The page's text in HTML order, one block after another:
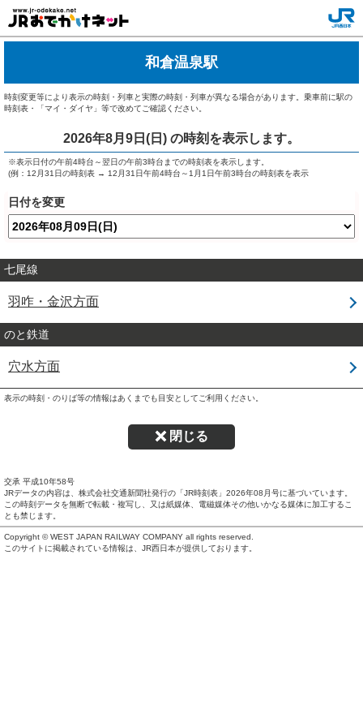
和倉温泉駅
時刻変更等により表示の時刻・列車と実際の時刻・列車が異なる場合があります。乗車前に駅の
時刻表・「マイ・ダイヤ」等で改めてご確認ください。
2026年8月9日(日) の時刻を表示します。
日付を変更
※表示日付の午前4時台～翌日の午前3時台までの時刻表を表示します。
(例：12月31日の時刻表 → 12月31日午前4時台～1月1日午前3時台の時刻表を表示
七尾線
羽咋・金沢方面
のと鉄道
穴水方面
表示の時刻・のりば等の情報はあくまでも目安としてご利用ください。
閉じる
交承 平成10年58号
JRデータの内容は、株式会社交通新聞社発行の「JR時刻表」 2026年08月号に基づいています。
この時刻データを無断で転載・複写し、又は紙媒体、電磁媒体その他いかなる媒体に加工するこ
とも禁じます。
Copyright © WEST JAPAN RAILWAY COMPANY all rights reserved.
このサイトに掲載されている情報は、JR西日本が提供しております。